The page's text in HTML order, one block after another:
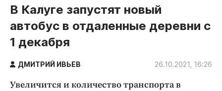
Новости компаний
Статьи
Народные новости
Авто и транспорт
В Калуге запустят новый
автобус в отдаленные деревни с
1 декабря
ДМИТРИЙ ИВЬЕВ 26.10.2021, 16:26
Увеличится и количество транспорта в